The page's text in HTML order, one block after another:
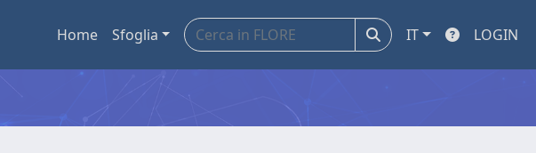
Home Sfoglia IT LOGIN